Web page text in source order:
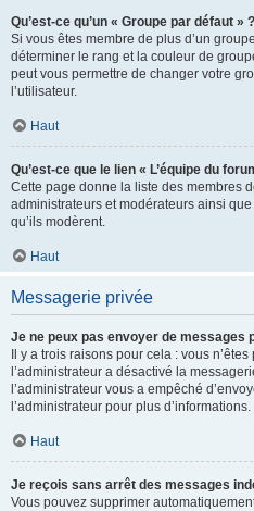
Qu’est-ce qu’un « Groupe par défaut » ?
Si vous êtes membre de plus d’un
déterminer le rang et la couleur de
peut vous permettre de changer votre
l’utilisateur.
Haut
Qu’est-ce que le lien « L’équipe du
Cette page donne la liste des membres
administrateurs et modérateurs ainsi
qu’ils modèrent.
Haut
Messagerie privée
Je ne peux pas envoyer de messages
Il y a trois raisons pour cela : vous
l’administrateur a désactivé la
l’administrateur vous a empêché
l’administrateur pour plus d’informations.
Haut
Je reçois sans arrêt des messages
Vous pouvez supprimer